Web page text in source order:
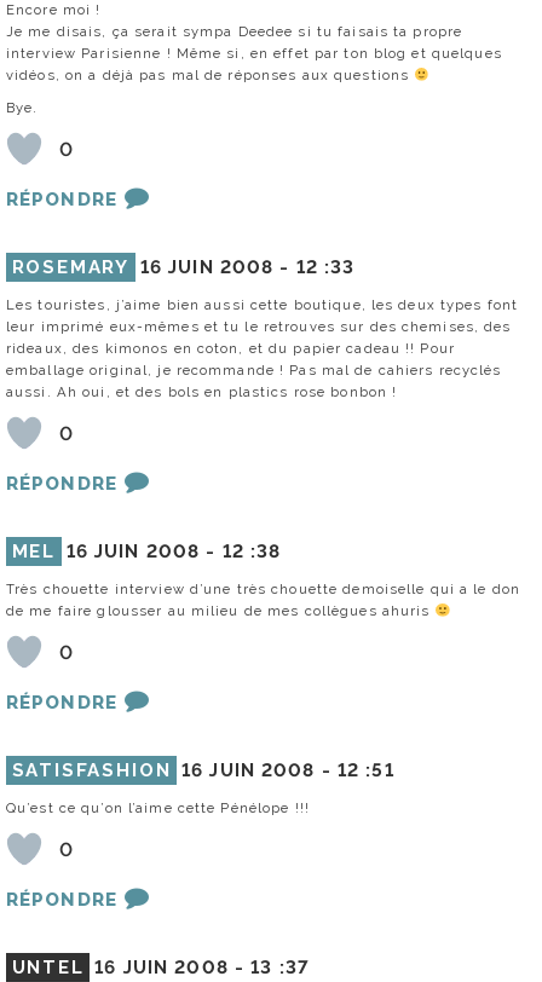
Encore moi !
Je me disais, ça serait sympa Deedee si tu faisais ta propre
interview Parisienne ! Même si, en effet par ton blog et quelques
vidéos, on a déjà pas mal de réponses aux questions
Bye.
0
RÉPONDRE
ROSEMARY 16 JUIN 2008 - 12 :33
Les touristes, j’aime bien aussi cette boutique, les deux types font
leur imprimé eux-mêmes et tu le retrouves sur des chemises, des
rideaux, des kimonos en coton, et du papier cadeau !! Pour
emballage original, je recommande ! Pas mal de cahiers recyclés
aussi. Ah oui, et des bols en plastics rose bonbon !
0
RÉPONDRE
MEL 16 JUIN 2008 - 12 :38
Très chouette interview d’une très chouette demoiselle qui a le don
de me faire glousser au milieu de mes collègues ahuris
0
RÉPONDRE
SATISFASHION 16 JUIN 2008 - 12 :51
Qu’est ce qu’on l’aime cette Pénélope !!!
0
RÉPONDRE
UNTEL 16 JUIN 2008 -13 :37